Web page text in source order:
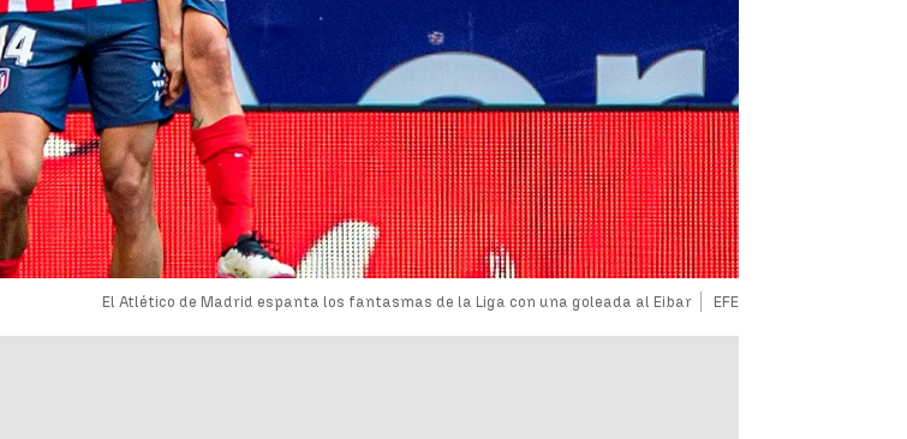
El Atlético de Madrid espanta los fantasmas de la Liga con una goleada al Eibar EFE